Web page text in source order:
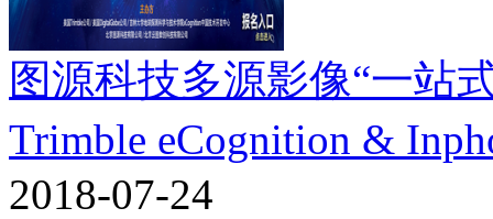
图源科技多源影像“一站
Trimble eCognition &
2018-07-24